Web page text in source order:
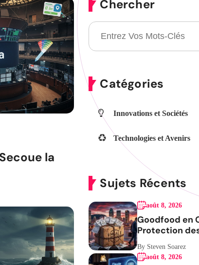
la
Chercher
Catégories
Innovations et Sociétés
Technologies et Avenirs
Sujets Récents
août 8, 2026
Goodfood en
Protection
Avenir
By Steven Soarez
août 8, 2026